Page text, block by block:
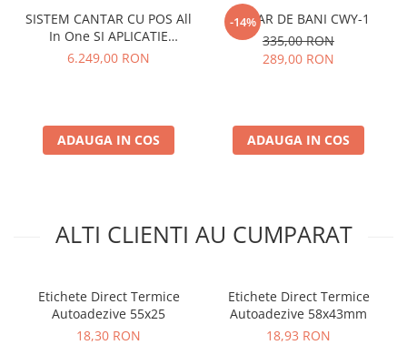
SISTEM CANTAR CU POS All
In One SI APLICATIE
ETICHETARE
6.249,00 RON
ADAUGA IN COS
-14%
SERTAR DE BANI CWY-1
335,00 RON
289,00 RON
ADAUGA IN COS
ALTI CLIENTI AU CUMPARAT
Etichete Direct Termice
Autoadezive 55x25
18,30 RON
Etichete Direct Termice
Autoadezive 58x43mm
18,93 RON